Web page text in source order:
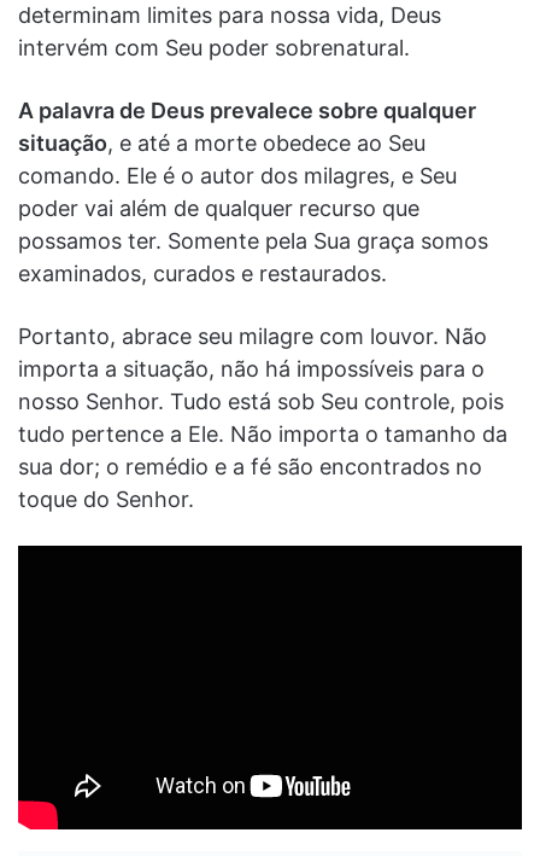
determinam limites para nossa vida, Deus
intervém com Seu poder sobrenatural.
A palavra de Deus prevalece sobre qualquer
situação, e até a morte obedece ao Seu
comando. Ele é o autor dos milagres, e Seu
poder vai além de qualquer recurso que
possamos ter. Somente pela Sua graça somos
examinados, curados e restaurados.
Portanto, abrace seu milagre com louvor. Não
importa a situação, não há impossíveis para o
nosso Senhor. Tudo está sob Seu controle, pois
tudo pertence a Ele. Não importa o tamanho da
sua dor; o remédio e a fé são encontrados no
toque do Senhor.